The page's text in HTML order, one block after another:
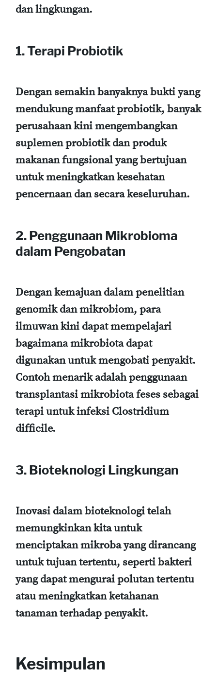
dan lingkungan.
1. Terapi Probiotik
Dengan semakin banyaknya bukti yang
mendukung manfaat probiotik, banyak
perusahaan kini mengembangkan
suplemen probiotik dan produk
makanan fungsional yang bertujuan
untuk meningkatkan kesehatan
pencernaan dan secara keseluruhan.
2. Penggunaan Mikrobioma
dalam Pengobatan
Dengan kemajuan dalam penelitian
genomik dan mikrobiom, para
ilmuwan kini dapat mempelajari
bagaimana mikrobiota dapat
digunakan untuk mengobati penyakit.
Contoh menarik adalah penggunaan
transplantasi mikrobiota feses sebagai
terapi untuk infeksi Clostridium
difficile.
3. Bioteknologi Lingkungan
Inovasi dalam bioteknologi telah
memungkinkan kita untuk
menciptakan mikroba yang dirancang
untuk tujuan tertentu, seperti bakteri
yang dapat mengurai polutan tertentu
atau meningkatkan ketahanan
tanaman terhadap penyakit.
Kesimpulan